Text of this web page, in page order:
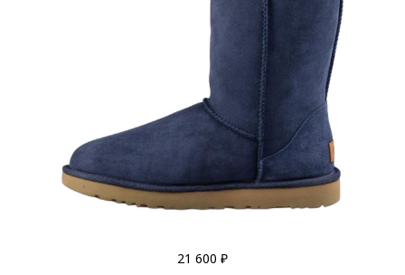
21 600 ₽